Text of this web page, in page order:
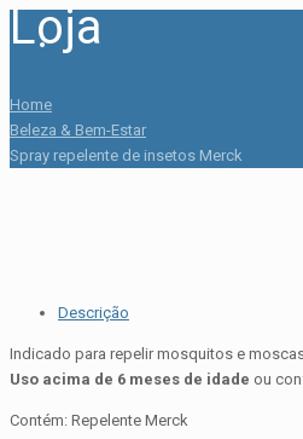
Loja
Home
Beleza & Bem-Estar
Spray repelente de insetos Merck
Descrição
Indicado para repelir mosquitos e
Uso acima de 6 meses de idade ou
Contém: Repelente Merck